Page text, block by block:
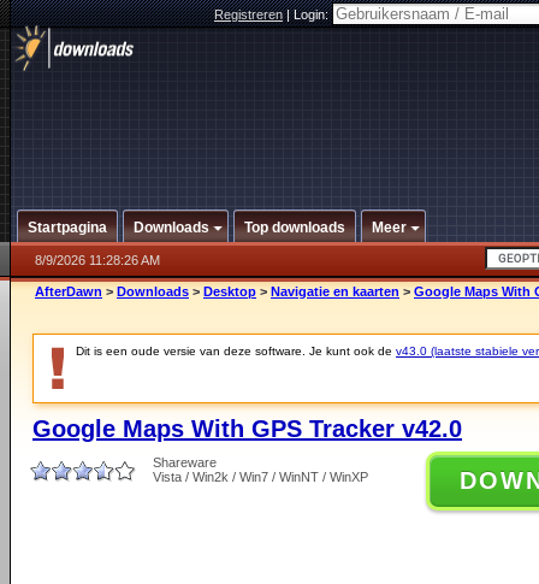
Registreren|Login:
Startpagina Downloads Top downloads Meer
8/9/2026 11:28:26 AM
AfterDawn > Downloads > Desktop > Navigatie en kaarten > Google Maps With
Dit is een oude versie van deze software. Je kunt ook de v43.0 (laatste stabiele
Google Maps With GPS Tracker v42.0
Shareware
Vista / Win2k / Win7 / WinNT / WinXP